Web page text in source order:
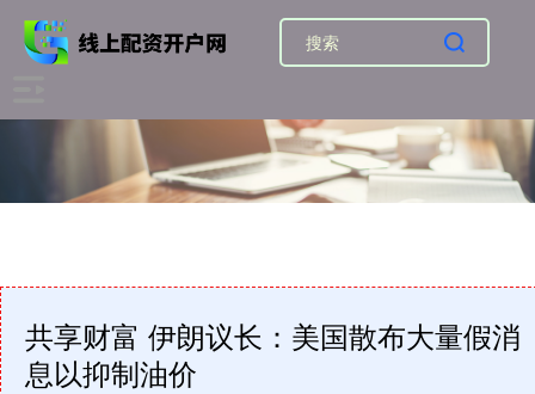
共享财富 伊朗议长：美国散布大量假消
息以抑制油价